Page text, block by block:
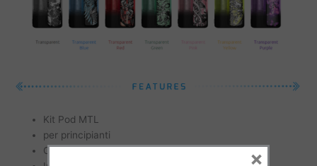
Kit Pod MTL
per principianti
Cialde ricaricabili da 2 ml
×